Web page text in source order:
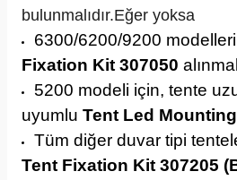
bulunmalıdır.Eğer yoksa
6300/6200/9200
Fixation Kit 307050
5200 modeli için, tente
uyumlu Tent Led Mounting
Tüm diğer duvar tipi
Tent Fixation Kit 307205